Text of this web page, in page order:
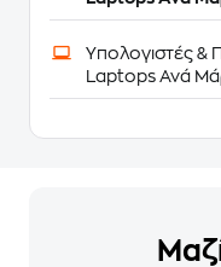
Υπολογιστές &
Laptops Ανά